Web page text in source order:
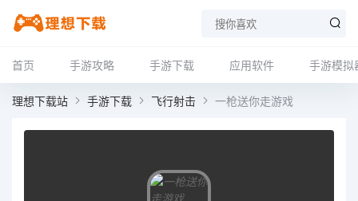
首页 手游攻略 手游下载 应用软件 手游模拟
理想下载站 手游下载 飞行射击 一枪送你走游戏